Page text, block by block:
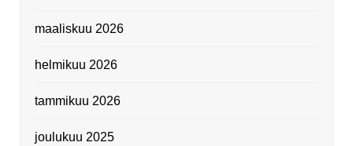
maaliskuu 2026
helmikuu 2026
tammikuu 2026
joulukuu 2025